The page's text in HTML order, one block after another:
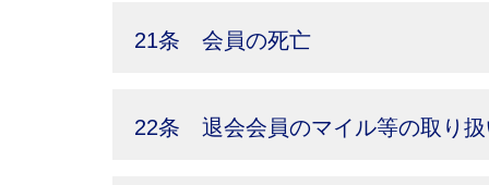
21条 会員の死亡
22条 退会会員のマイル等の取り扱